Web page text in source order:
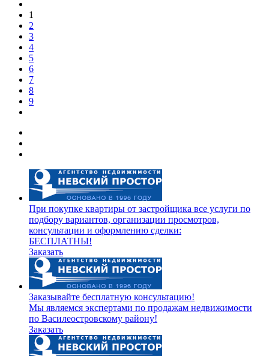
1
2
3
4
5
6
7
8
9
При покупке квартиры от застройщика все услуги по
подбору вариантов, организации просмотров,
консультации и оформлению сделки:
БЕСПЛАТНЫ!
Заказать
Заказывайте бесплатную консультацию!
Мы являемся экспертами по продажам недвижимости
по Василеостровскому району!
Заказать